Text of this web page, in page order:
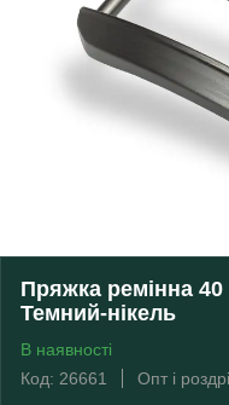
Пряжка ремінна
Темний-нікель
В наявності
Код: 26661
Опт і